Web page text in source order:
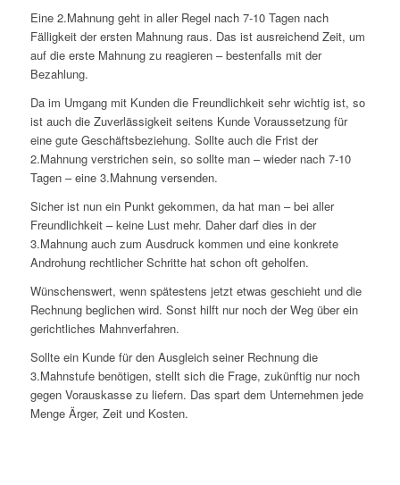
Eine 2.Mahnung geht in aller Regel nach 7-10 Tagen nach
Fälligkeit der ersten Mahnung raus. Das ist ausreichend Zeit, um
auf die erste Mahnung zu reagieren – bestenfalls mit der
Bezahlung.
Da im Umgang mit Kunden die Freundlichkeit sehr wichtig ist, so
ist auch die Zuverlässigkeit seitens Kunde Voraussetzung für
eine gute Geschäftsbeziehung. Sollte auch die Frist der
2.Mahnung verstrichen sein, so sollte man – wieder nach 7-10
Tagen – eine 3.Mahnung versenden.
Sicher ist nun ein Punkt gekommen, da hat man – bei aller
Freundlichkeit – keine Lust mehr. Daher darf dies in der
3.Mahnung auch zum Ausdruck kommen und eine konkrete
Androhung rechtlicher Schritte hat schon oft geholfen.
Wünschenswert, wenn spätestens jetzt etwas geschieht und die
Rechnung beglichen wird. Sonst hilft nur noch der Weg über ein
gerichtliches Mahnverfahren.
Sollte ein Kunde für den Ausgleich seiner Rechnung die
3.Mahnstufe benötigen, stellt sich die Frage, zukünftig nur noch
gegen Vorauskasse zu liefern. Das spart dem Unternehmen jede
Menge Ärger, Zeit und Kosten.